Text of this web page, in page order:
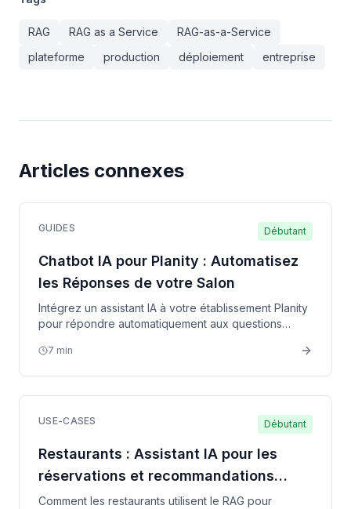
RAG RAG as a Service
RAG-as-a-Service
plateforme
production déploiement entreprise
Articles connexes
GUIDES Débutant
Chatbot IA pour Planity : Automatisez
les Réponses de votre Salon
Intégrez un assistant IA à votre établissement Planity
pour répondre automatiquement aux questions
7 min
USE-CASES Débutant
Restaurants : Assistant IA pour les
réservations et recommandations
personnalisées
Comment les restaurants utilisent le RAG pour